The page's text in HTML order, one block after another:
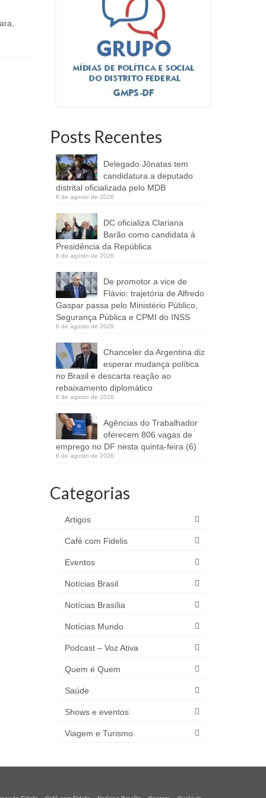
Ocupantes de imóveis comerciais
contemplados no Chamamento para
Concessão Onerosa de Uso precisam
apresentar documentação...
Posts Recentes
Delegado Jônatas tem
candidatura a deputado
distrital oficializada pelo MDB
6 de agosto de 2026
DC oficializa Clariana
Barão como candidata à
Presidência da República
6 de agosto de 2026
De promotor a vice de
Flávio: trajetória de Alfredo
Gaspar passa pelo Ministério Público,
Segurança Pública e CPMI do INSS
6 de agosto de 2026
Chanceler da Argentina diz
esperar mudança política
no Brasil e descarta reação ao
rebaixamento diplomático
6 de agosto de 2026
Agências do Trabalhador
oferecem 806 vagas de
emprego no DF nesta quinta-feira (6)
6 de agosto de 2026
Categorias
Artigos
Café com Fidelis
Eventos
Notícias Brasil
Notícias Brasília
Notícias Mundo
Podcast – Voz Ativa
Quem é Quem
Saúde
Shows e eventos
Viagem e Turismo